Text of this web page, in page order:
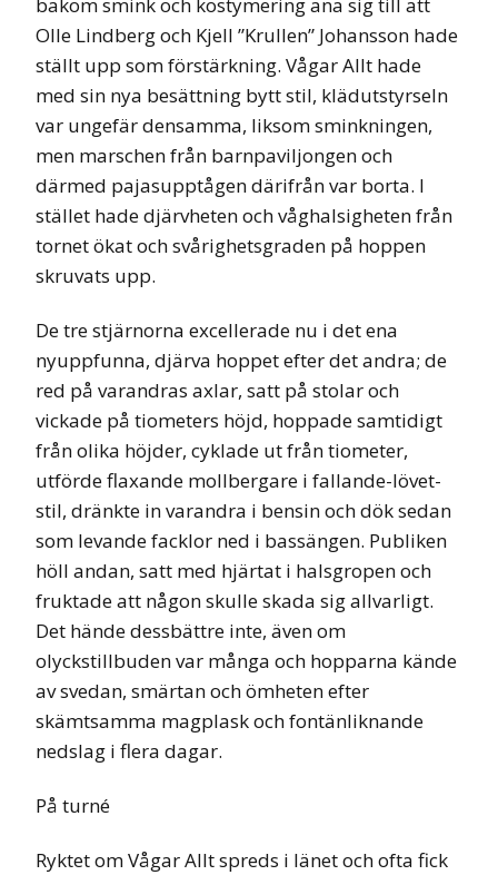
Olle Lindberg och Kjell ”Krullen” Johansson hade
ställt upp som förstärkning. Vågar Allt hade
med sin nya besättning bytt stil, klädutstyrseln
var ungefär densamma, liksom sminkningen,
men marschen från barnpaviljongen och
därmed pajasupptågen därifrån var borta. I
stället hade djärvheten och våghalsigheten från
tornet ökat och svårighetsgraden på hoppen
skruvats upp.
De tre stjärnorna excellerade nu i det ena
nyuppfunna, djärva hoppet efter det andra; de
red på varandras axlar, satt på stolar och
vickade på tiometers höjd, hoppade samtidigt
från olika höjder, cyklade ut från tiometer,
utförde flaxande mollbergare i fallande-lövet-
stil, dränkte in varandra i bensin och dök sedan
som levande facklor ned i bassängen. Publiken
höll andan, satt med hjärtat i halsgropen och
fruktade att någon skulle skada sig allvarligt.
Det hände dessbättre inte, även om
olyckstillbuden var många och hopparna kände
av svedan, smärtan och ömheten efter
skämtsamma magplask och fontänliknande
nedslag i flera dagar.
På turné
Ryktet om Vågar Allt spreds i länet och ofta fick